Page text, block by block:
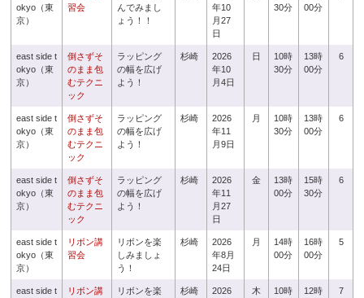
okyo（東
京）
習会
んでみまし
ょう！！
年10
月27
日
30分
00分
east side t
okyo（東
京）
倒さずそ
のまま包
むテクニ
ック
ラッピング
の幅を広げ
よう！
杉崎
2026
年10
月4日
日
10時
30分
13時
00分
6
east side t
okyo（東
京）
倒さずそ
のまま包
むテクニ
ック
ラッピング
の幅を広げ
よう！
杉崎
2026
年11
月9日
月
10時
30分
13時
00分
6
east side t
okyo（東
京）
倒さずそ
のまま包
むテクニ
ック
ラッピング
の幅を広げ
よう！
杉崎
2026
年11
月27
日
金
13時
00分
15時
30分
6
east side t
okyo（東
京）
リボン講
習会
リボンを楽
しみましょ
う！
杉崎
2026
年8月
24日
月
14時
00分
16時
00分
5
east side t
リボン講
リボンを楽
杉崎
2026
木
10時
12時
7